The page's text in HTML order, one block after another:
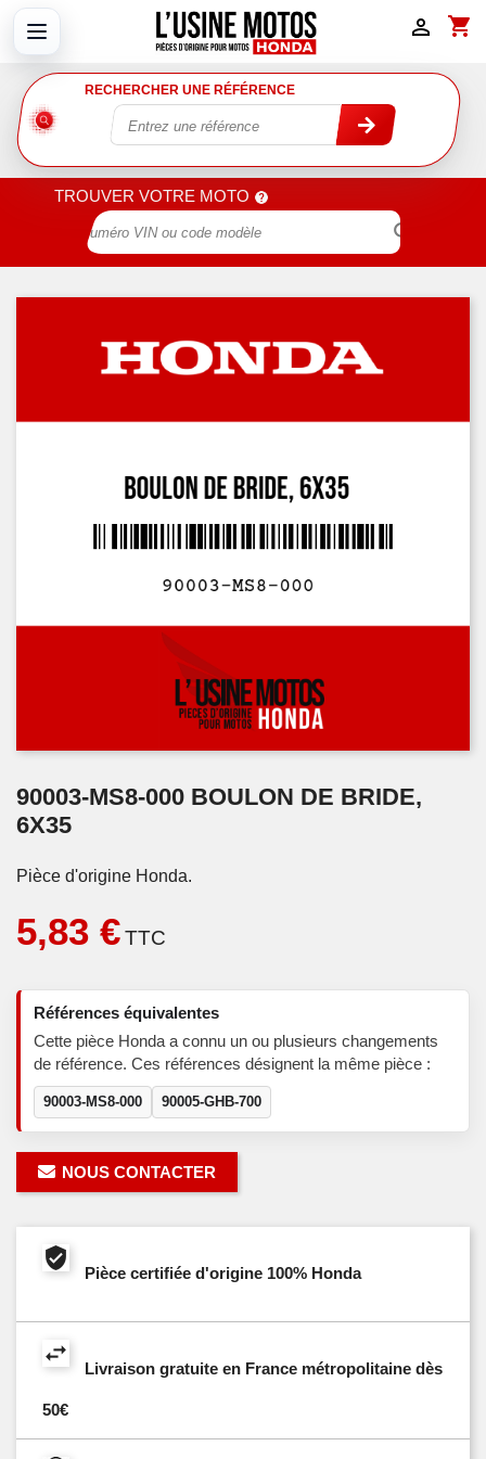
shopping_cart

RECHERCHER UNE RÉFÉRENCE
TROUVER VOTRE MOTO

90003-MS8-000 BOULON DE BRIDE,
6X35
Pièce d'origine Honda.
5,83 €TTC
Références équivalentes
Cette pièce Honda a connu un ou plusieurs changements
de référence. Ces références désignent la même pièce :
90003-MS8-000 90005-GHB-700
NOUS CONTACTER
Pièce certifiée d'origine 100% Honda
Livraison gratuite en France métropolitaine dès
50€